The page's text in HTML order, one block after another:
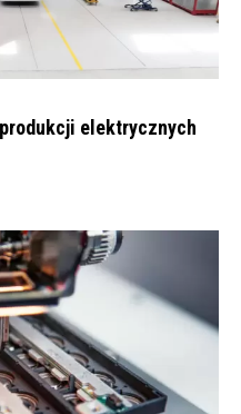
elektrycznych